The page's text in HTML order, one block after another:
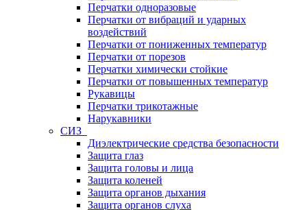
Перчатки одноразовые
Перчатки от вибраций и ударных
воздействий
Перчатки от пониженных температур
Перчатки от порезов
Перчатки химически стойкие
Перчатки от повышенных температур
Рукавицы
Перчатки трикотажные
Нарукавники
СИЗ
Диэлектрические средства безопасности
Защита глаз
Защита головы и лица
Защита коленей
Защита органов дыхания
Защита органов слуха